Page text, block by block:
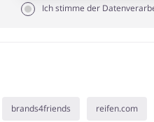
Ich stimme der
brands4friends reifen.com